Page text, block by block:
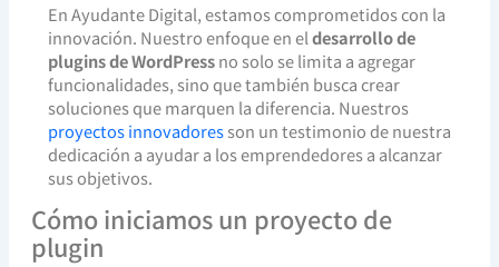
En Ayudante Digital, estamos comprometidos con la
innovación. Nuestro enfoque en eldesarrollo de
plugins de WordPressno solo se limita a agregar
funcionalidades, sino que también busca crear
soluciones que marquen la diferencia. Nuestros
proyectos innovadoresson un testimonio de nuestra
dedicación a ayudar a los emprendedores a alcanzar
sus objetivos.
Cómo iniciamos un proyecto de
plugin